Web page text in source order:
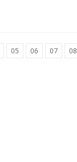
05 06 07 08